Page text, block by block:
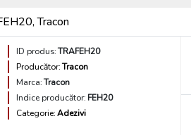
Tracon
ID produs: TRAFEH20
Producător: Tracon
Marca: Tracon
Indice producător: FEH20
Categorie: Adezivi